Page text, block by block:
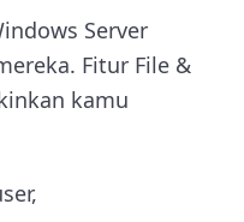
Server
Fitur File &
kamu